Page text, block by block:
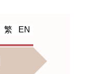
繁 EN